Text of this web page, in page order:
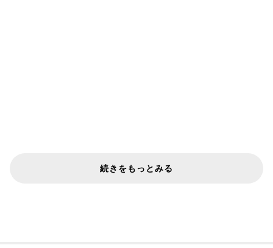
続きをもっとみる